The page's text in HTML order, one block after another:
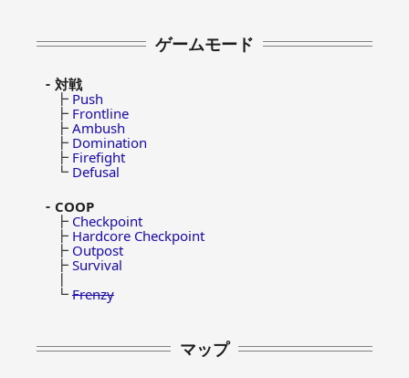
ゲームモード
対戦
┣ Push
┣ Frontline
┣ Ambush
┣ Domination
┣ Firefight
┗ Defusal
COOP
┣ Checkpoint
┣ Hardcore Checkpoint
┣ Outpost
┣ Survival
┗ Frenzy
マップ